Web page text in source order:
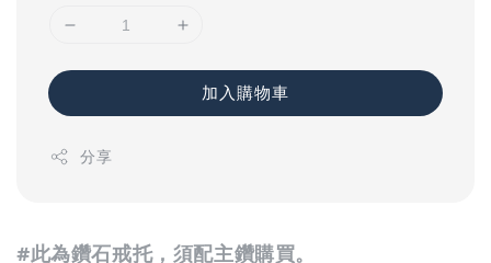
加入購物車
分享
#此為鑽石戒托，須配主鑽購買。